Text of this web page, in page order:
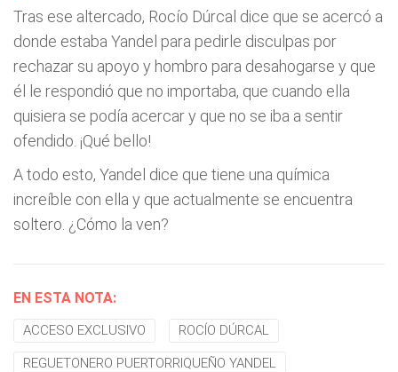
Tras ese altercado, Rocío Dúrcal dice que se acercó a
donde estaba Yandel para pedirle disculpas por
rechazar su apoyo y hombro para desahogarse y que
él le respondió que no importaba, que cuando ella
quisiera se podía acercar y que no se iba a sentir
ofendido. ¡Qué bello!
A todo esto, Yandel dice que tiene una química
increíble con ella y que actualmente se encuentra
soltero. ¿Cómo la ven?
EN ESTA NOTA:
ACCESO EXCLUSIVO ROCÍO DÚRCAL
REGUETONERO PUERTORRIQUEÑO YANDEL